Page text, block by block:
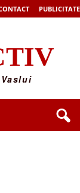
PUBLICITATE